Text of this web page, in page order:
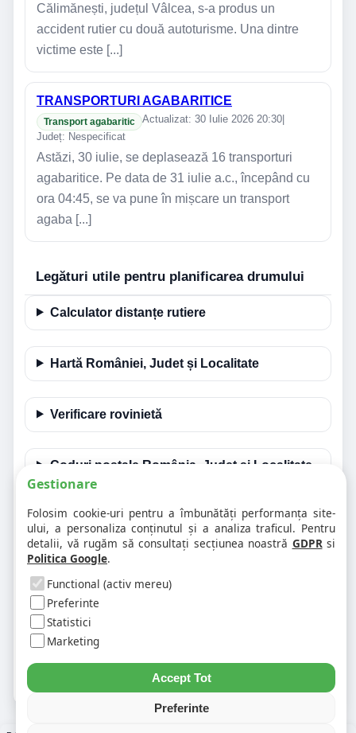
Călimănești, județul Vâlcea, s-a produs un
accident rutier cu două autoturisme. Una dintre
victime este [...]
TRANSPORTURI AGABARITICE
Transport agabaritic Actualizat: 30 Iulie 2026 20:30
Județ: Nespecificat
Astăzi, 30 iulie, se deplasează 16 transporturi
agabaritice. Pe data de 31 iulie a.c., începând cu
ora 04:45, se va pune în mișcare un transport
agaba [...]
Legături utile pentru planificarea drumului
Calculator distanțe rutiere
Hartă României, Judet și Localitate
Verificare rovinietă
Coduri poștale România, Judet și Localitate
Întrebări frecvente despre acest eveniment
❓ Ce drum este afectat?
❓ Unde verific alte evenimente din zonă?
Gestionare
Folosim cookie-uri pentru a îmbunătăți performanța site-
ului, a personaliza conținutul și a analiza traficul. Pentru
detalii, vă rugăm să consultați secțiunea noastră GDPRsi
Politica Google.
Functional (activ mereu)
Preferinte
Statistici
Marketing
Accept Tot
Preferinte